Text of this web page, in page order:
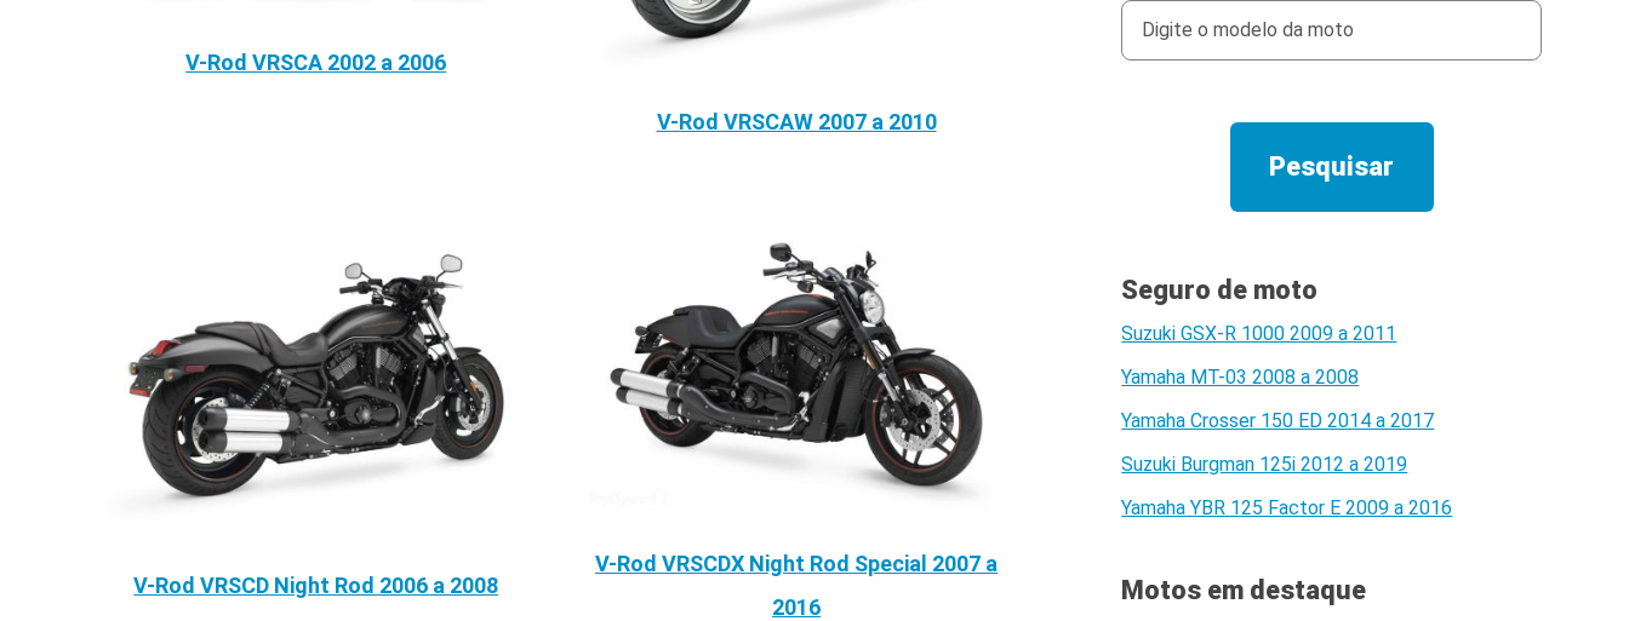
V-Rod VRSCA 2002 a 2006
V-Rod VRSCAW 2007 a 2010
V-Rod VRSCD Night Rod 2006 a 2008
V-Rod VRSCDX Night Rod Special 2007 a
2016
Seguro de moto
Suzuki GSX-R 1000 2009 a 2011
Yamaha MT-03 2008 a 2008
Yamaha Crosser 150 ED 2014 a 2017
Suzuki Burgman 125i 2012 a 2019
Yamaha YBR 125 Factor E 2009 a 2016
Motos em destaque